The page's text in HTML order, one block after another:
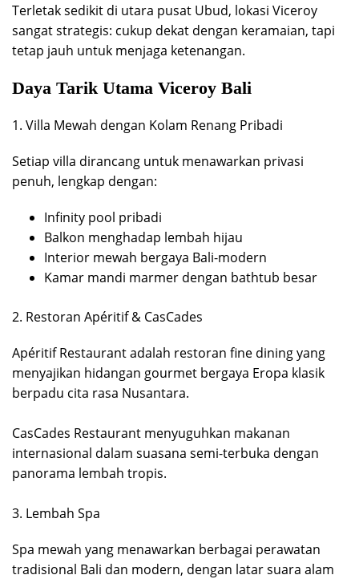
Terletak sedikit di utara pusat Ubud, lokasi Viceroy
sangat strategis: cukup dekat dengan keramaian, tapi
tetap jauh untuk menjaga ketenangan.
Daya Tarik Utama Viceroy Bali
1. Villa Mewah dengan Kolam Renang Pribadi
Setiap villa dirancang untuk menawarkan privasi
penuh, lengkap dengan:
Infinity pool pribadi
Balkon menghadap lembah hijau
Interior mewah bergaya Bali-modern
Kamar mandi marmer dengan bathtub besar
2. Restoran Apéritif & CasCades
Apéritif Restaurant adalah restoran fine dining yang
menyajikan hidangan gourmet bergaya Eropa klasik
berpadu cita rasa Nusantara.
CasCades Restaurant menyuguhkan makanan
internasional dalam suasana semi-terbuka dengan
panorama lembah tropis.
3. Lembah Spa
Spa mewah yang menawarkan berbagai perawatan
tradisional Bali dan modern, dengan latar suara alam